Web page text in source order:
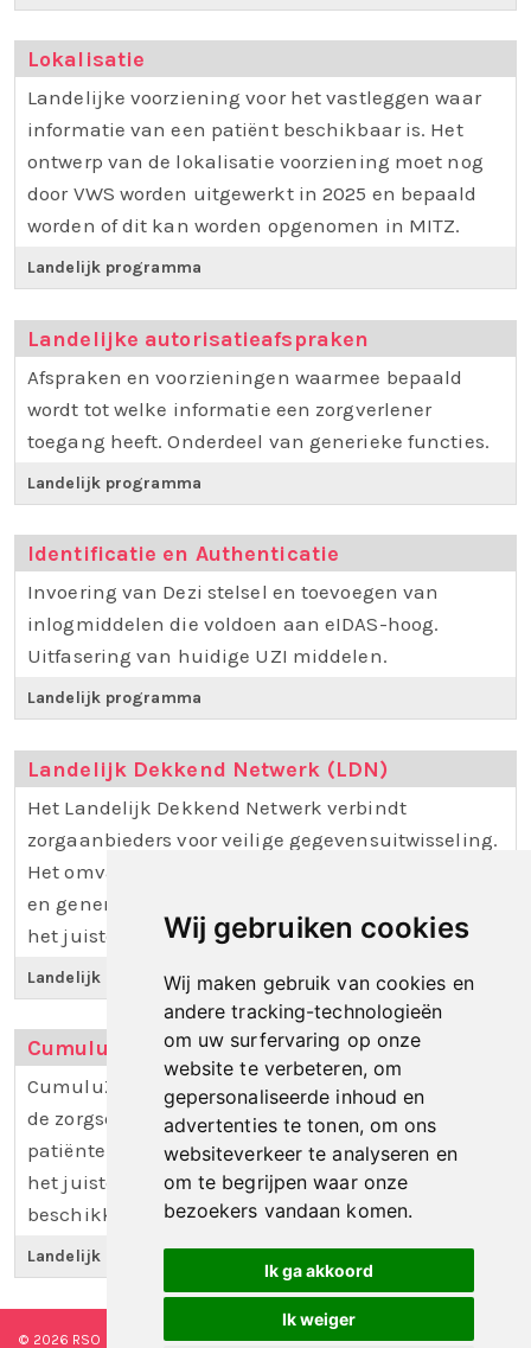
Wij gebruiken cookies
Wij maken gebruik van cookies en
andere tracking-technologieën
om uw surfervaring op onze
website te verbeteren, om
gepersonaliseerde inhoud en
advertenties te tonen, om ons
websiteverkeer te analyseren en
om te begrijpen waar onze
bezoekers vandaan komen.
Ik ga akkoord
Ik weiger
Lokalisatie
Landelijke voorziening voor het vastleggen waar
informatie van een patiënt beschikbaar is. Het
ontwerp van de lokalisatie voorziening moet nog
door VWS worden uitgewerkt in 2025 en bepaald
worden of dit kan worden opgenomen in MITZ.
Landelijk programma
Landelijke autorisatieafspraken
Afspraken en voorzieningen waarmee bepaald
wordt tot welke informatie een zorgverlener
toegang heeft. Onderdeel van generieke functies.
Landelijk programma
Identificatie en Authenticatie
Invoering van Dezi stelsel en toevoegen van
inlogmiddelen die voldoen aan eIDAS-hoog.
Uitfasering van huidige UZI middelen.
Landelijk programma
Landelijk Dekkend Netwerk (LDN)
Het Landelijk Dekkend Netwerk verbindt
zorgaanbieders voor veilige gegevensuitwisseling.
Het omvat infrastructuur, een vertrouwensstelsel
en generieke functies, zodat de juiste zorgdata op
het juiste moment veilig beschikbaar is.
Landelijk programma
Cumuluz
CumuluZ is opgericht om databeschikbaarheid in
de zorgsector te verbeteren. Zodat zorgverleners,
patiënten, cliënten, burgers en onderzoekers op
het juiste moment over de juiste informatie
beschikken.
Landelijk programma
© 2026 RSO Nederland | Versie#1.2.2 | Algemene voorwaarden